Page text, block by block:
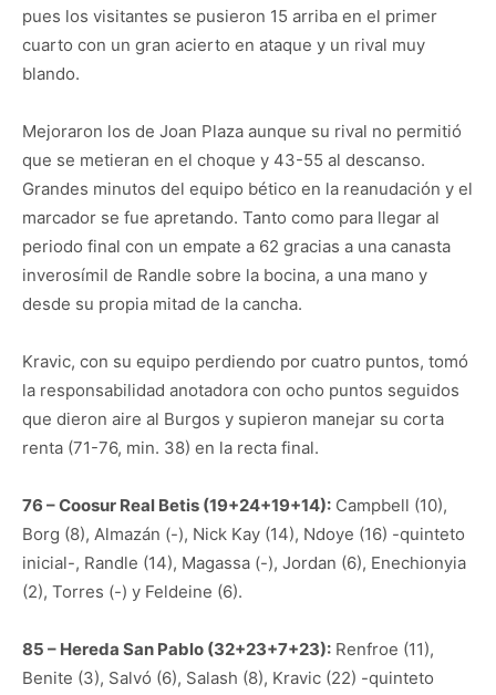
pues los visitantes se pusieron 15 arriba en el primer
cuarto con un gran acierto en ataque y un rival muy
blando.
Mejoraron los de Joan Plaza aunque su rival no permitió
que se metieran en el choque y 43-55 al descanso.
Grandes minutos del equipo bético en la reanudación y el
marcador se fue apretando. Tanto como para llegar al
periodo final con un empate a 62 gracias a una canasta
inverosímil de Randle sobre la bocina, a una mano y
desde su propia mitad de la cancha.
Kravic, con su equipo perdiendo por cuatro puntos, tomó
la responsabilidad anotadora con ocho puntos seguidos
que dieron aire al Burgos y supieron manejar su corta
renta (71-76, min. 38) en la recta final.
76 – Coosur Real Betis (19+24+19+14): Campbell (10),
Borg (8), Almazán (-), Nick Kay (14), Ndoye (16) -quinteto
inicial-, Randle (14), Magassa (-), Jordan (6), Enechionyia
(2), Torres (-) y Feldeine (6).
85 – Hereda San Pablo (32+23+7+23): Renfroe (11),
Benite (3), Salvó (6), Salash (8), Kravic (22) -quinteto